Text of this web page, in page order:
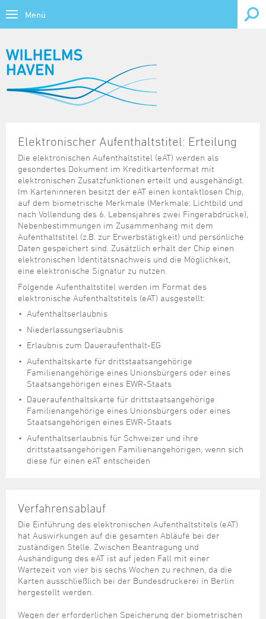
Menü
Themen
Übersicht
Kirche, Religion
Kriminalprävention
Notrufe/Notdienste
Senioren
Soziales
Steuer- und Abgabenangelegenheiten
Umwelt-, Natur- und Klimaschutz
Wohnen, Bauen
Wahlen
Lebenslagen
Ausweis und Pass
Bauen
Fahrzeug und Verkehr
Familie und Kinder
Geburt
Heirat und Partnerschaft
Ruhestand und Alter
Schule
Sterbefall
Studium
Umzug und Neubürger
Übersicht
Ausschreibungen, Vergaben
Bundes-/Landesbehörden
Beflaggungskalender
Bauleitplanung
Dienstleistungen von A bis Z
Elektronisches Amtsblatt für die Stadt Wilhelmshaven
Online-Terminvergabe
Ratsinformationssystem
Städtische Dienststellen
Stadtrecht
Telefonverzeichnis
Wirtschaft, Forschung & Bildung
Wirtschaftsstandort
CTW - Container Terminal Wilhelmshaven
Gewerbeflächen
Gewerbeimmobilien
Hafenbereiche und Terminals
Infrastruktur
Regionalmanagement Strukturwandel Kohleausstieg
Standortdaten
Wirtschaftsstruktur
Übersicht
Ansprechpartner
BIWAQ V
Finanzierungshilfen
Infomaterial und Links
KMU-Programm
Krisenhilfe
Unternehmensnachfolge
Forschung & Bildung
Übersicht
Forschung und Lehre
Jade Hochschule
Musikschule
Schulen
Schulkindergarten
Stadtarchiv
Volkshochschule
Weiterbildung
Daten und Fakten
Übersicht
Archiv
Datenkatalog
Statistische Veröffentlichungen
Jobs, Karriere
Übersicht
Stellenausschreibungen der Stadt
Ausbildung & Studium
Bundeswehr
Tourismus & Freizeit
Übersicht
Stadtporträt
Sehenswürdigkeiten
Prospektmaterial
Gezeitenkalender
Großveranstaltungen
Tourist-Card
Veranstaltungskalender
Übersicht
Heutige Veranstaltungen
Vorschau 7 Tage
Vorschau 1 Monat
Kultur und Freizeit
Übersicht
Freizeithinweise
Informationsparcours Revolution 18/19
Kultureinrichtungen
Kulturzentrum Pumpwerk
Maritime Meile
Museen und Ausstellungen
Schiffe, Häfen und Meer erleben
Städtepartnerschaften
Tag des offenen Denkmals
Elektronischer Aufenthaltstitel: Erteilung
Die elektronischen Aufenthaltstitel (eAT) werden als
gesondertes Dokument im Kreditkartenformat mit
elektronischen Zusatzfunktionen erteilt und ausgehändigt.
Im Karteninneren besitzt der eAT einen kontaktlosen Chip,
auf dem biometrische Merkmale (Merkmale: Lichtbild und
nach Vollendung des 6. Lebensjahres zwei Fingerabdrücke),
Nebenbestimmungen im Zusammenhang mit dem
Aufenthaltstitel (z.B. zur Erwerbstätigkeit) und persönliche
Daten gespeichert sind. Zusätzlich erhält der Chip einen
elektronischen Identitätsnachweis und die Möglichkeit,
eine elektronische Signatur zu nutzen.
Folgende Aufenthaltstitel werden im Format des
elektronische Aufenthaltstitels (eAT) ausgestellt:
Aufenthaltserlaubnis
Niederlassungserlaubnis
Erlaubnis zum Daueraufenthalt-EG
Aufenthaltskarte für drittstaatsangehörige
Familienangehörige eines Unionsbürgers oder eines
Staatsangehörigen eines EWR-Staats
Daueraufenthaltskarte für drittstaatsangehörige
Familienangehörige eines Unionsbürgers oder eines
Staatsangehörigen eines EWR-Staats
Aufenthaltserlaubnis für Schweizer und ihre
drittstaatsangehörigen Familienangehörigen, wenn sich
diese für einen eAT entscheiden
Verfahrensablauf
Die Einführung des elektronischen Aufenthaltstitels (eAT)
hat Auswirkungen auf die gesamten Abläufe bei der
zuständigen Stelle. Zwischen Beantragung und
Aushändigung des eAT ist auf jeden Fall mit einer
Wartezeit von vier bis sechs Wochen zu rechnen, da die
Karten ausschließlich bei der Bundesdruckerei in Berlin
hergestellt werden.
Wegen der erforderlichen Speicherung der biometrischen